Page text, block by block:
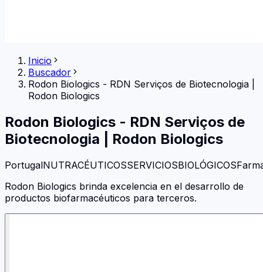
Inicio
Buscador
Rodon Biologics - RDN Serviços de Biotecnologia
Rodon Biologics
Rodon Biologics - RDN Serviços de
Biotecnologia
Rodon Biologics
PortugalNUTRACÉUTICOSSERVICIOSBIOLÓGICOS
Rodon Biologics brinda excelencia en el desarrollo de
productos biofarmacéuticos para terceros.